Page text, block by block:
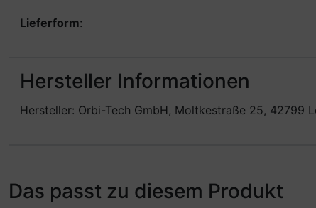
Lieferform:
Hersteller Informationen
Hersteller: Orbi-Tech GmbH, Moltkestraße 25, 42799
Das passt zu diesem Produkt